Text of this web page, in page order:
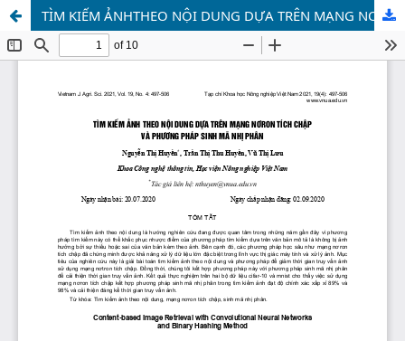
TÌM KIẾM ẢNHTHEO NỘI DUNG DỰA TRÊN MẠNG NƠRON TÍCH CHẬP VÀPHƯƠNG PHÁP SINH MÃ NHỊ PHÂN